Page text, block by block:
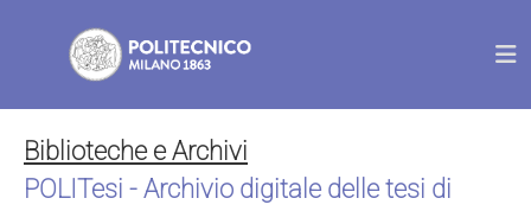
Biblioteche e Archivi
POLITesi - Archivio digitale delle tesi di